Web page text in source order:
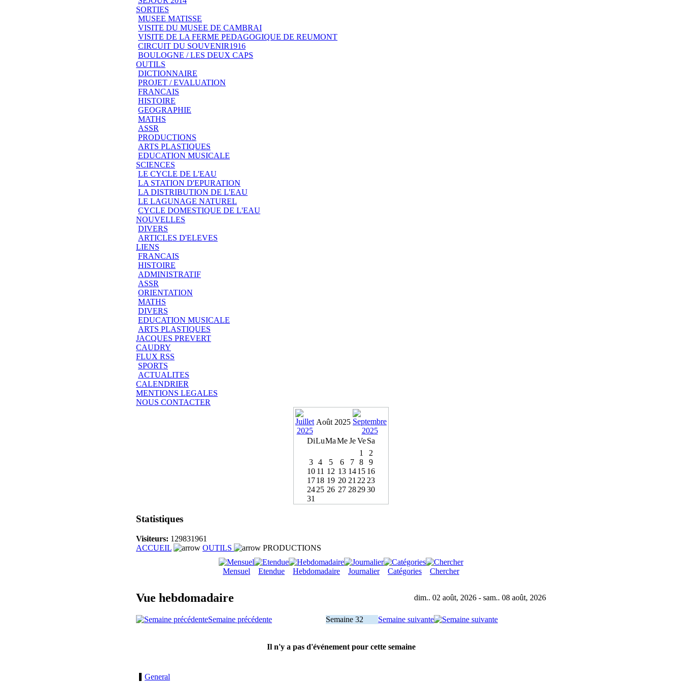
SORTIES
MUSEE MATISSE
VISITE DU MUSEE DE CAMBRAI
VISITE DE LA FERME PEDAGOGIQUE DE REUMONT
CIRCUIT DU SOUVENIR1916
BOULOGNE / LES DEUX CAPS
OUTILS
DICTIONNAIRE
PROJET / EVALUATION
FRANCAIS
HISTOIRE
GEOGRAPHIE
MATHS
ASSR
PRODUCTIONS
ARTS PLASTIQUES
EDUCATION MUSICALE
SCIENCES
LE CYCLE DE L'EAU
LA STATION D'EPURATION
LA DISTRIBUTION DE L'EAU
LE LAGUNAGE NATUREL
CYCLE DOMESTIQUE DE L'EAU
NOUVELLES
DIVERS
ARTICLES D'ELEVES
LIENS
FRANCAIS
HISTOIRE
ADMINISTRATIF
ASSR
ORIENTATION
MATHS
DIVERS
EDUCATION MUSICALE
ARTS PLASTIQUES
JACQUES PREVERT
CAUDRY
FLUX RSS
SPORTS
ACTUALITES
CALENDRIER
MENTIONS LEGALES
NOUS CONTACTER
Août 2025
DiLuMaMe Je Ve Sa
1
2
3 4 5 6 7 8
9
10 11 12 13 1415 16
1718 19 20 21 22 23
2425 26 27 282930
31
Statistiques
Visiteurs: 129831961
ACCUEIL
OUTILS PRODUCTIONS
Mensuel Etendue Hebdomadaire Journalier Catégories Chercher
Vue hebdomadaire dim.. 02 août, 2026 - sam.. 08 août, 2026
Semaine précédente Semaine 32 Semaine suivante
Il n'y a pas d'événement pour cette semaine
General